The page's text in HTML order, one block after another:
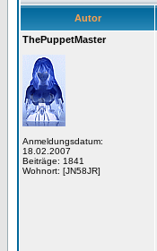
Autor
ThePuppetMaster
Anmeldungsdatum:
18.02.2007
Beiträge: 1841
Wohnort: [JN58JR]